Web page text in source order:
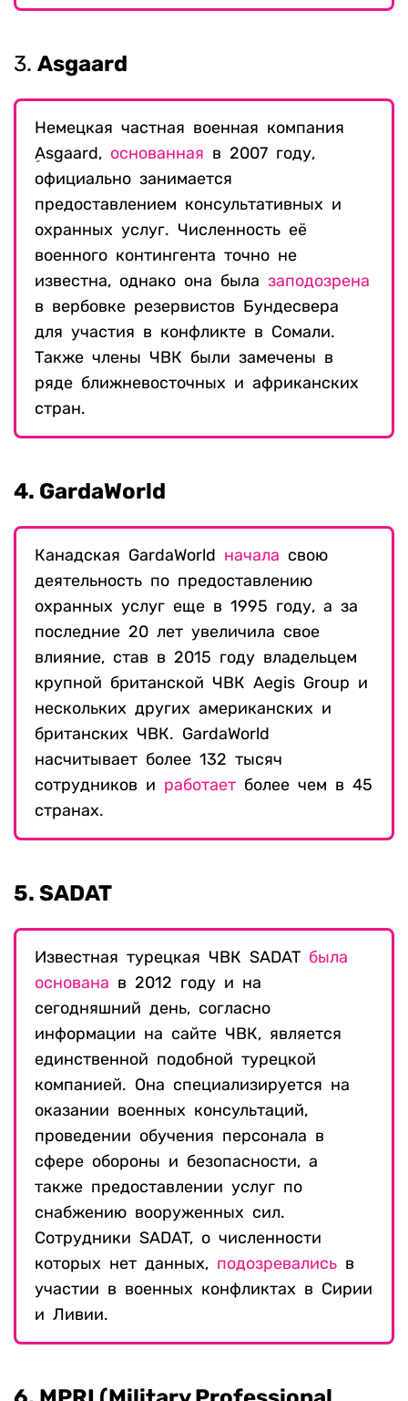
3. Asgaard
Немецкая частная военная компания
ِAsgaard, основанная в 2007 году,
официально занимается
предоставлением консультативных и
охранных услуг. Численность её
военного контингента точно не
известна, однако она была заподозрена
в вербовке резервистов Бундесвера
для участия в конфликте в Сомали.
Также члены ЧВК были замечены в
ряде ближневосточных и африканских
стран.
4. GardaWorld
Канадская GardaWorld начала свою
деятельность по предоставлению
охранных услуг еще в 1995 году, а за
последние 20 лет увеличила свое
влияние, став в 2015 году владельцем
крупной британской ЧВК Aegis Group и
нескольких других американских и
британских ЧВК. GardaWorld
насчитывает более 132 тысяч
сотрудников и работает более чем в 45
странах.
5. SADAT
Известная турецкая ЧВК SADAT была
основана в 2012 году и на
сегодняшний день, согласно
информации на сайте ЧВК, является
единственной подобной турецкой
компанией. Она специализируется на
оказании военных консультаций,
проведении обучения персонала в
сфере обороны и безопасности, а
также предоставлении услуг по
снабжению вооруженных сил.
Сотрудники SADAT, о численности
которых нет данных, подозревались в
участии в военных конфликтах в Сирии
и Ливии.